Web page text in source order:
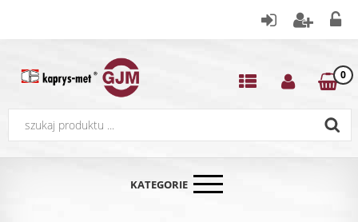
0
KATEGORIE